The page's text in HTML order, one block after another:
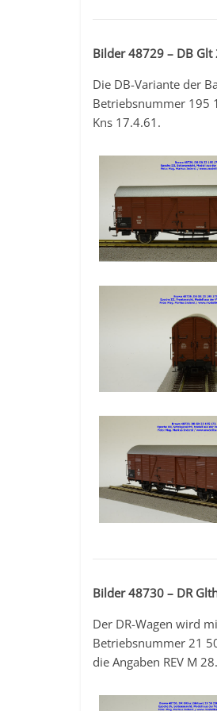
Bilder 48729 – DB Glt
Die DB-Variante der
Betriebsnummer 195
Kns 17.4.61.
Bilder 48730 – DR
Der DR-Wagen wird
Betriebsnummer 21
die Angaben REV M